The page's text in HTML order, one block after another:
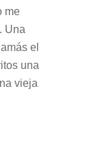
me
Una
el
una
vieja